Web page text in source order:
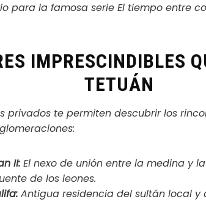
para la famosa serie El tiempo entre
IMPRESCINDIBLES
TETUÁN
privados te permiten descubrir los
II: El nexo de unión entre la medina y
de los leones.
Antigua residencia del sultán local